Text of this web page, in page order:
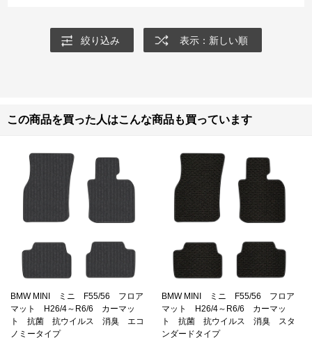
絞り込み 表示：新しい順
この商品を買った人はこんな商品も買っています
BMW MINI ミニ F55/56 フロア
マット H26/4～R6/6 カーマッ
ト 抗菌 抗ウイルス 消臭 エコ
ノミータイプ
BMW MINI ミニ F55/56 フロア
マット H26/4～R6/6 カーマッ
ト 抗菌 抗ウイルス 消臭 スタ
ンダードタイプ